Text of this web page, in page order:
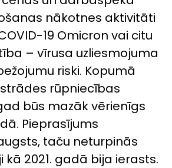
nākotnes aktivitāti
19 Omicron vai citu
– vīrusa uzliesmojuma
riski. Kopumā
rūpniecības
būs mazāk vērienīgs
Pieprasījums
taču neturpinās
kā 2021. gadā bija ierasts.